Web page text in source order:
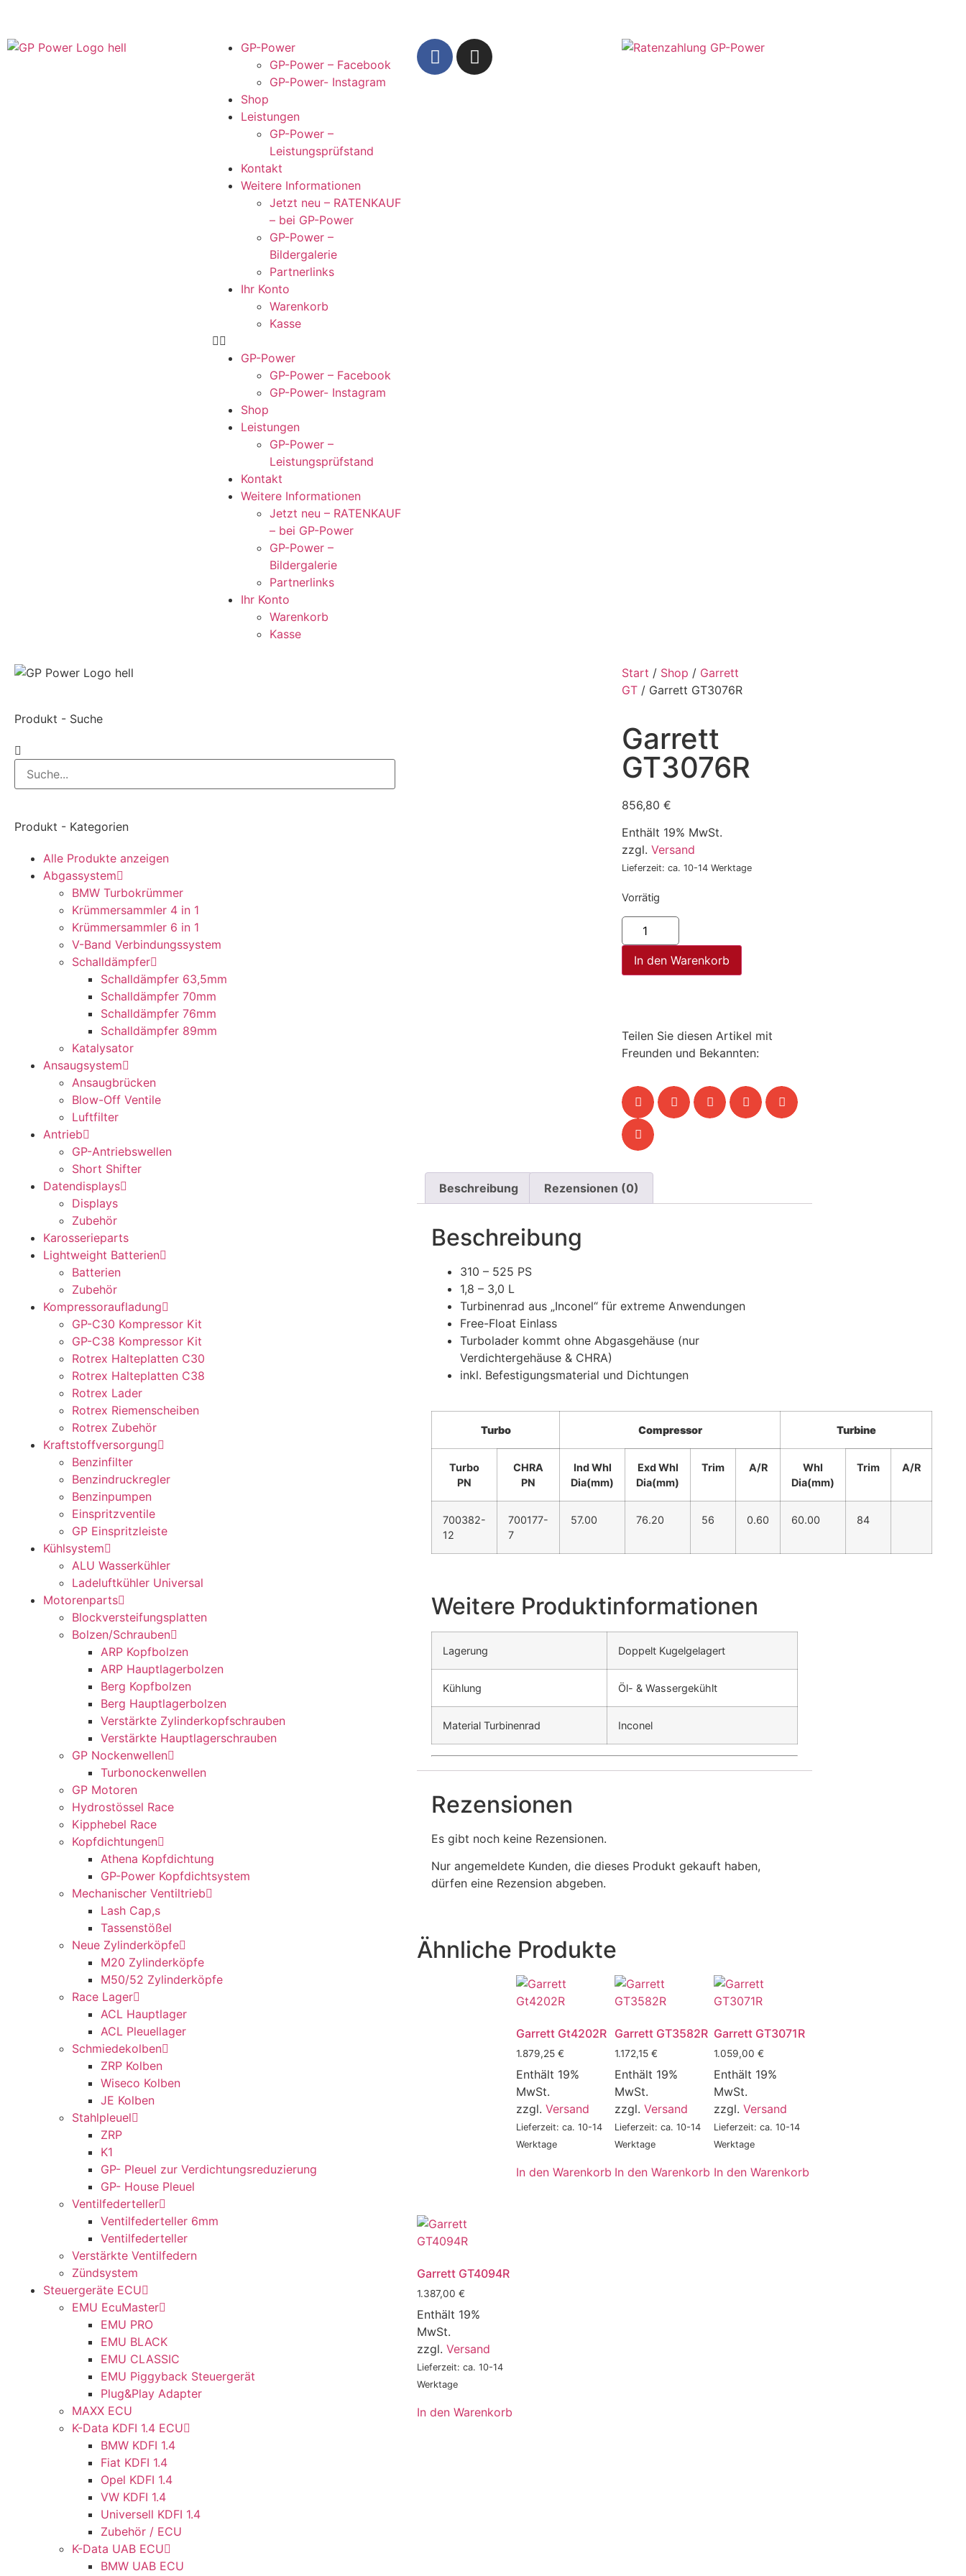
GP-Power
GP-Power – Facebook
GP-Power- Instagram
Shop
Leistungen
GP-Power –
Leistungsprüfstand
Kontakt
Weitere Informationen
Jetzt neu – RATENKAUF
– bei GP-Power
GP-Power –
Bildergalerie
Partnerlinks
Ihr Konto
Warenkorb
Kasse
GP-Power
GP-Power – Facebook
GP-Power- Instagram
Shop
Leistungen
GP-Power –
Leistungsprüfstand
Kontakt
Weitere Informationen
Jetzt neu – RATENKAUF
– bei GP-Power
GP-Power –
Bildergalerie
Partnerlinks
Ihr Konto
Warenkorb
Kasse
Produkt - Suche
Produkt - Kategorien
Alle Produkte anzeigen
Abgassystem
BMW Turbokrümmer
Krümmersammler 4 in 1
Krümmersammler 6 in 1
V-Band Verbindungssystem
Schalldämpfer
Schalldämpfer 63,5mm
Schalldämpfer 70mm
Schalldämpfer 76mm
Schalldämpfer 89mm
Katalysator
Ansaugsystem
Ansaugbrücken
Blow-Off Ventile
Luftfilter
Antrieb
GP-Antriebswellen
Short Shifter
Datendisplays
Displays
Zubehör
Karosserieparts
Lightweight Batterien
Batterien
Zubehör
Kompressoraufladung
GP-C30 Kompressor Kit
GP-C38 Kompressor Kit
Rotrex Halteplatten C30
Rotrex Halteplatten C38
Rotrex Lader
Rotrex Riemenscheiben
Rotrex Zubehör
Kraftstoffversorgung
Benzinfilter
Benzindruckregler
Benzinpumpen
Einspritzventile
GP Einspritzleiste
Kühlsystem
ALU Wasserkühler
Ladeluftkühler Universal
Motorenparts
Blockversteifungsplatten
Bolzen/Schrauben
ARP Kopfbolzen
ARP Hauptlagerbolzen
Berg Kopfbolzen
Berg Hauptlagerbolzen
Verstärkte Zylinderkopfschrauben
Verstärkte Hauptlagerschrauben
GP Nockenwellen
Turbonockenwellen
GP Motoren
Hydrostössel Race
Kipphebel Race
Kopfdichtungen
Athena Kopfdichtung
GP-Power Kopfdichtsystem
Mechanischer Ventiltrieb
Lash Cap,s
Tassenstößel
Neue Zylinderköpfe
M20 Zylinderköpfe
M50/52 Zylinderköpfe
Race Lager
ACL Hauptlager
ACL Pleuellager
Schmiedekolben
ZRP Kolben
Wiseco Kolben
JE Kolben
Stahlpleuel
ZRP
K1
GP- Pleuel zur Verdichtungsreduzierung
GP- House Pleuel
Ventilfederteller
Ventilfederteller 6mm
Ventilfederteller
Verstärkte Ventilfedern
Zündsystem
Steuergeräte ECU
EMU EcuMaster
EMU PRO
EMU BLACK
EMU CLASSIC
EMU Piggyback Steuergerät
Plug&Play Adapter
MAXX ECU
K-Data KDFI 1.4 ECU
BMW KDFI 1.4
Fiat KDFI 1.4
Opel KDFI 1.4
VW KDFI 1.4
Universell KDFI 1.4
Zubehör / ECU
K-Data UAB ECU
BMW UAB ECU
Start / Shop / Garrett
GT / Garrett GT3076R
Garrett
GT3076R
856,80 €
Enthält 19% MwSt.
zzgl. Versand
Lieferzeit: ca. 10-14 Werktage
Vorrätig
In den Warenkorb
Teilen Sie diesen Artikel mit
Freunden und Bekannten:
Beschreibung Rezensionen (0)
Beschreibung
310 – 525 PS
1,8 – 3,0 L
Turbinenrad aus „Inconel“ für extreme Anwendungen
Free-Float Einlass
Turbolader kommt ohne Abgasgehäuse (nur
Verdichtergehäuse & CHRA)
inkl. Befestigungsmaterial und Dichtungen
Turbo Compressor Turbine
Turbo
PN
CHRA
PN
Ind Whl
Dia(mm)
Exd Whl
Dia(mm)
Trim A/R
Whl
Dia(mm)
Trim A/R
700382-
12
700177-
7
57.00 76.20 56 0.60 60.00 84
Weitere Produktinformationen
Lagerung Doppelt Kugelgelagert
Kühlung Öl- & Wassergekühlt
Material Turbinenrad Inconel
Rezensionen
Es gibt noch keine Rezensionen.
Nur angemeldete Kunden, die dieses Produkt gekauft haben,
dürfen eine Rezension abgeben.
Ähnliche Produkte
Garrett Gt4202R
1.879,25 €
Enthält 19%
MwSt.
zzgl. Versand
Lieferzeit: ca. 10-14
Werktage
In den Warenkorb
Garrett GT3582R
1.172,15 €
Enthält 19%
MwSt.
zzgl. Versand
Lieferzeit: ca. 10-14
Werktage
In den Warenkorb
Garrett GT3071R
1.059,00 €
Enthält 19%
MwSt.
zzgl. Versand
Lieferzeit: ca. 10-14
Werktage
In den Warenkorb
Garrett GT4094R
1.387,00 €
Enthält 19%
MwSt.
zzgl. Versand
Lieferzeit: ca. 10-14
Werktage
In den Warenkorb